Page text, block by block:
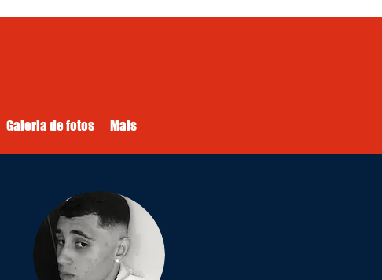
Galeria de fotos Mais